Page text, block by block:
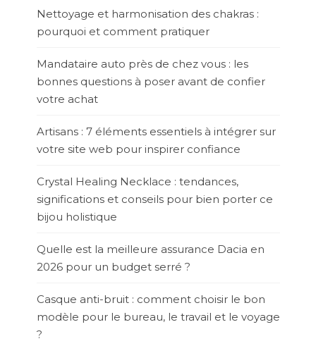
Nettoyage et harmonisation des chakras :
pourquoi et comment pratiquer
Mandataire auto près de chez vous : les
bonnes questions à poser avant de confier
votre achat
Artisans : 7 éléments essentiels à intégrer sur
votre site web pour inspirer confiance
Crystal Healing Necklace : tendances,
significations et conseils pour bien porter ce
bijou holistique
Quelle est la meilleure assurance Dacia en
2026 pour un budget serré ?
Casque anti-bruit : comment choisir le bon
modèle pour le bureau, le travail et le voyage
?